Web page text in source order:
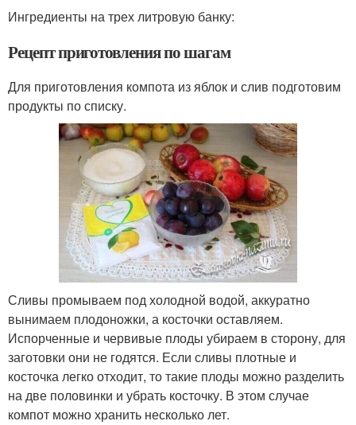
Ингредиенты на трех литровую банку:
Рецепт приготовления по шагам
Для приготовления компота из яблок и слив подготовим
продукты по списку.
Сливы промываем под холодной водой, аккуратно
вынимаем плодоножки, а косточки оставляем.
Испорченные и червивые плоды убираем в сторону, для
заготовки они не годятся. Если сливы плотные и
косточка легко отходит, то такие плоды можно разделить
на две половинки и убрать косточку. В этом случае
компот можно хранить несколько лет.